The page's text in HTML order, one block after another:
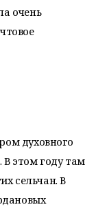
очень
духовного
В этом году там
сельчан. В